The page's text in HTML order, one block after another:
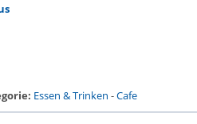
Essen & Trinken -Cafe